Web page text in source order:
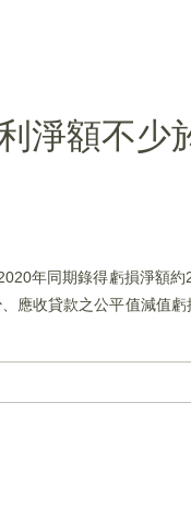
淨額不少
年同期錄得虧損淨額
應收貸款之公平值減值